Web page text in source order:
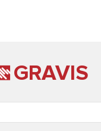
GRAVIS